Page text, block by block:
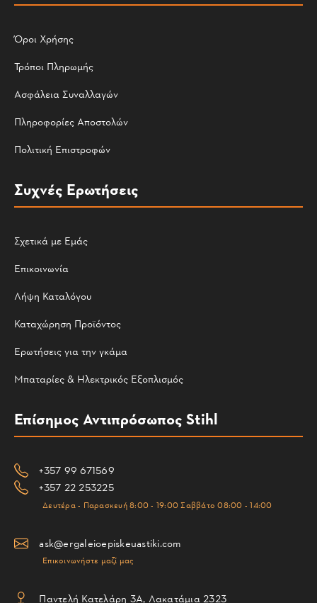
Όροι Χρήσης
Τρόποι Πληρωμής
Ασφάλεια Συναλλαγών
Πληροφορίες Αποστολών
Πολιτική Επιστροφών
Συχνές Ερωτήσεις
Σχετικά με Εμάς
Επικοινωνία
Λήψη Καταλόγου
Καταχώρηση Προϊόντος
Ερωτήσεις για την γκάμα
Μπαταρίες & Ηλεκτρικός Εξοπλισμός
Επίσημος Αντιπρόσωπος Stihl
+357 99 671569
+357 22 253225
Δευτέρα - Παρασκευή 8:00 - 19:00 Σαββάτο 08:00 - 14:00
ask@ergaleioepiskeuastiki.com
Επικοινωνήστε μαζί μας
Παντελή Κατελάρη 3Α, Λακατάμια 2323